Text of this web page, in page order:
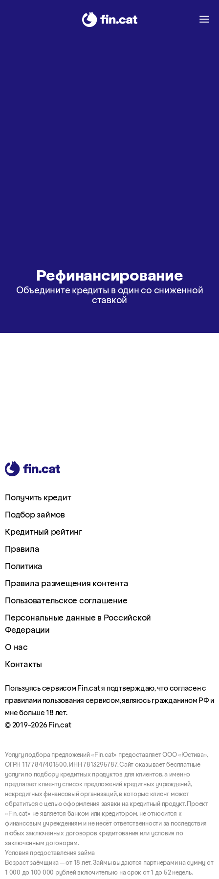
Рефинансирование
Объедините кредиты в один со сниженной
ставкой
Получить кредит
Подбор займов
Кредитный рейтинг
Правила
Политика
Правила размещения контента
Пользовательское соглашение
Персональные данные в Российской
Федерации
О нас
Контакты
Пользуясь сервисом Fin.cat я подтверждаю, что согласен с
правилами пользования сервисом, являюсь гражданином РФ и
мне больше 18 лет.
© 2019-2026 Fin.cat
Услугу подбора предложений «Fin.cat» предоставляет ООО «Юстива»,
ОГРН 1177847401500, ИНН 7813295787. Сайт оказывает бесплатные
услуги по подбору кредитных продуктов для клиентов, а именно
предлагает клиенту список предложений кредитных учреждений,
некредитных финансовый организаций, в которые клиент может
обратиться с целью оформления заявки на кредитный продукт. Проект
«Fin.cat» не является банком или кредитором, не относится к
финансовым учреждениям и не несёт ответственности за последствия
любых заключенных договоров кредитования или условия по
заключенным договорам.
Условия предоставления займа
Возраст заёмщика — от 18 лет. Займы выдаются партнерами на сумму от
1 000 до 100 000 рублей включительно на срок от 1 до 52 недель.